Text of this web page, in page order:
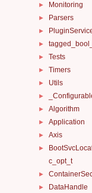
► Monitoring
► Parsers
►
►
► Tests
► Timers
► Utils
►
► Algorithm
► Application
► Axis
►
c_opt_t
►
► DataHandle